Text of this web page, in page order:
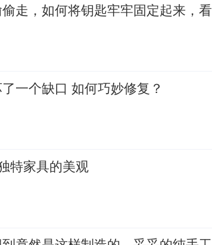
走，如何将钥匙牢牢固定起来，看
一个缺口 如何巧妙修复？
特家具的美观